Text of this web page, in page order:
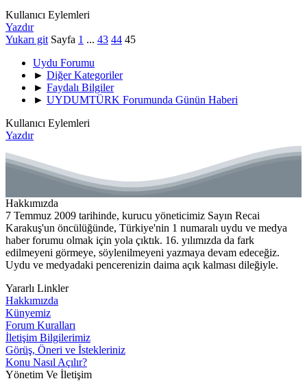
Kullanıcı Eylemleri
Yazdır
Yukarı git Sayfa 1 ... 43 44 45
Uydu Forumu
► Diğer Kategoriler
► Faydalı Bilgiler
► UYDUMTÜRK Forumunda Günün Haberi
Kullanıcı Eylemleri
Yazdır
Hakkımızda
7 Temmuz 2009 tarihinde, kurucu yöneticimiz Sayın Recai
Karakuş'un öncülüğünde, Türkiye'nin 1 numaralı uydu ve medya
haber forumu olmak için yola çıktık. 16. yılımızda da fark
edilmeyeni görmeye, söylenilmeyeni yazmaya devam edeceğiz.
Uydu ve medyadaki pencerenizin daima açık kalması dileğiyle.
Yararlı Linkler
Hakkımızda
Künyemiz
Forum Kuralları
İletişim Bilgilerimiz
Görüş, Öneri ve İstekleriniz
Konu Nasıl Açılır?
Yönetim Ve İletişim